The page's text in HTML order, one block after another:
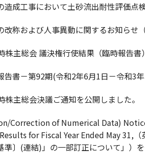
造成工事において土砂流出耐性評価点
改称および人事異動に関するお知らせ（
株主総会 議決権行使結果（臨時報告書
告書－第92期(令和2年6月1日－令和3
株主総会決議ご通知を公開しました。
Correction of Numerical Data)
for Fiscal Year Ended May 31,
準〕(連結)」の一部訂正について」）を